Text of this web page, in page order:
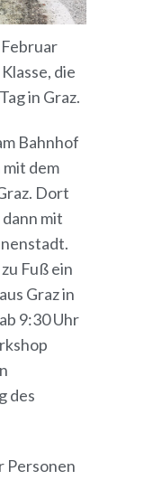
die
in Graz.
Bahnhof
dem
Dort
mit
Fuß ein
Graz in
9:30 Uhr
des
Personen